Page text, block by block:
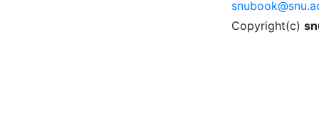
Copyright(c)